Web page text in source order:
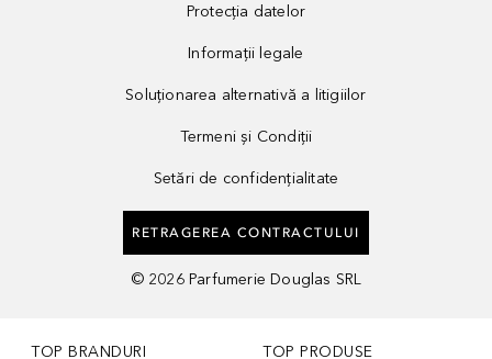
Protecția datelor
Informații legale
Soluționarea alternativă a litigiilor
Termeni și Condiții
Setări de confidențialitate
RETRAGEREA CONTRACTULUI
© 2026 Parfumerie Douglas SRL
TOP BRANDURI TOP PRODUSE